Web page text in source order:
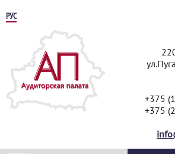
РУС
+375
+375